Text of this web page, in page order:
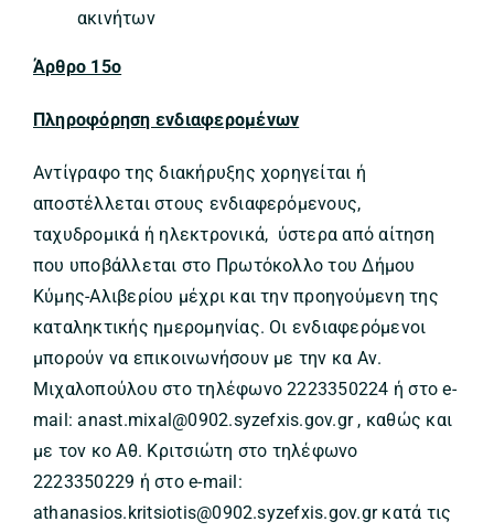
ακινήτων
Άρθρο 15ο
Πληροφόρηση ενδιαφερομένων
Αντίγραφο της διακήρυξης χορηγείται ή
αποστέλλεται στους ενδιαφερόμενους,
ταχυδρομικά ή ηλεκτρονικά, ύστερα από αίτηση
που υποβάλλεται στο Πρωτόκολλο του Δήμου
Κύμης-Αλιβερίου μέχρι και την προηγούμενη της
καταληκτικής ημερομηνίας. Οι ενδιαφερόμενοι
μπορούν να επικοινωνήσουν με την κα Αν.
Μιχαλοπούλου στο τηλέφωνο 2223350224 ή στο e-
mail: anast.mixal@0902.syzefxis.gov.gr , καθώς και
με τον κο Αθ. Κριτσιώτη στο τηλέφωνο
2223350229 ή στο e-mail:
athanasios.kritsiotis@0902.syzefxis.gov.gr κατά τις